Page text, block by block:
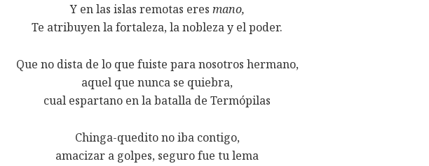
Y en las islas remotas eres mano,
Te atribuyen la fortaleza, la nobleza y el poder.
Que no dista de lo que fuiste para nosotros hermano,
aquel que nunca se quiebra,
cual espartano en la batalla de Termópilas
Chinga-quedito no iba contigo,
amacizar a golpes, seguro fue tu lema